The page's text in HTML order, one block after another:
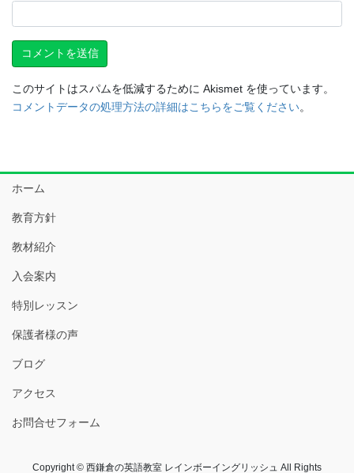
このサイトはスパムを低減するために Akismet を使っています。
コメントデータの処理方法の詳細はこちらをご覧ください。
ホーム
教育方針
教材紹介
入会案内
特別レッスン
保護者様の声
ブログ
アクセス
お問合せフォーム
Copyright © 西鎌倉の英語教室 レインボーイングリッシュ All Rights